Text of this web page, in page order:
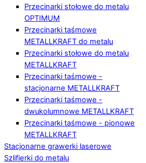
Przecinarki stołowe do metalu
OPTIMUM
Przecinarki taśmowe
METALLKRAFT do metalu
Przecinarki stołowe do metalu
METALLKRAFT
Przecinarki taśmowe -
stacjonarne METALLKRAFT
Przecinarki taśmowe -
dwukolumnowe METALLKRAFT
Przecinarki taśmowe - pionowe
METALLKRAFT
Stacjonarne grawerki laserowe
Szlifierki do metalu